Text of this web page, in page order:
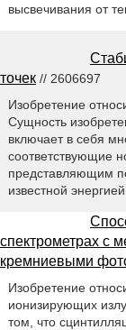
высвечивания от
точек // 2606697
Изобретение
Сущность
включает в себя
соответствующие
представляющим
известной
спектрометрах с
кремниевыми
Изобретение
ионизирующих
том, что